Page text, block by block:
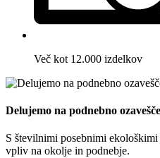
Več kot 12.000 izdelkov
Delujemo na podnebno
S številnimi posebnimi
vpliv na okolje in podnebje.